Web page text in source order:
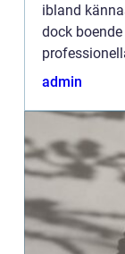
ibland
dock
erfarenhet
admin